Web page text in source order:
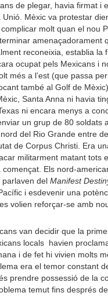
de plegar, havia firmat i
Unió. Mèxic va protestar
molt quan el nou
amenaçadorament
reconeixia, establia la
ocupat pels Mexicans i
més a l’est (que passa
també al Golf de
Santa Anna ni havia
ni encara menys a
un grup de 80 soldats
del Rio Grande entre
de Corpus Christi. Era
militarment matant tots
Els nord-
parlaven del Manifest
i esdevenir una
volien reforçar-se amb
van decidir que la
locals havien
i de fet hi vivien molts
era el temor constant
prendre possessió de la
temut fins després